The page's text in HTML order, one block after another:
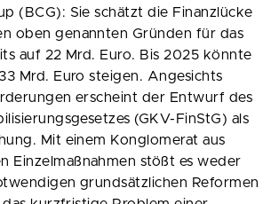
(BCG): Sie schätzt die Finanzlücke
oben genannten Gründen für das
auf 22 Mrd. Euro. Bis 2025 könnte
Mrd. Euro steigen. Angesichts
erscheint der Entwurf des
(GKV-FinStG) als
Mit einem Konglomerat aus
Einzelmaßnahmen stößt es weder
grundsätzlichen Reformen